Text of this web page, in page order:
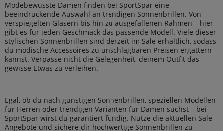
Modebewusste Damen finden bei SportSpar eine
beeindruckende Auswahl an trendigen Sonnenbrillen. Von
verspiegelten Gläsern bis hin zu ausgefallenen Rahmen – hier
gibt es für jeden Geschmack das passende Modell. Viele dieser
stylischen Sonnenbrillen sind derzeit im Sale erhältlich, sodass
du modische Accessoires zu unschlagbaren Preisen ergattern
kannst. Verpasse nicht die Gelegenheit, deinem Outfit das
gewisse Etwas zu verleihen.
Egal, ob du nach günstigen Sonnenbrillen, speziellen Modellen
für Herren oder trendigen Varianten für Damen suchst – bei
SportSpar wirst du garantiert fündig. Nutze die aktuellen Sale-
Angebote und sichere dir hochwertige Sonnenbrillen zu